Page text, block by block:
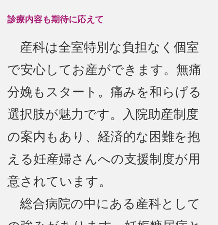
診療内容も期待に応えて
産科は全室特別な負担なく個室
で安心してお産ができます。無痛
分娩もスタート。痛みを和らげる
選択肢が魅力です。入院助産制度
の案内もあり、経済的な困難を抱
える妊産婦さんへの支援制度が用
意されています。
総合病院の中にある産科として